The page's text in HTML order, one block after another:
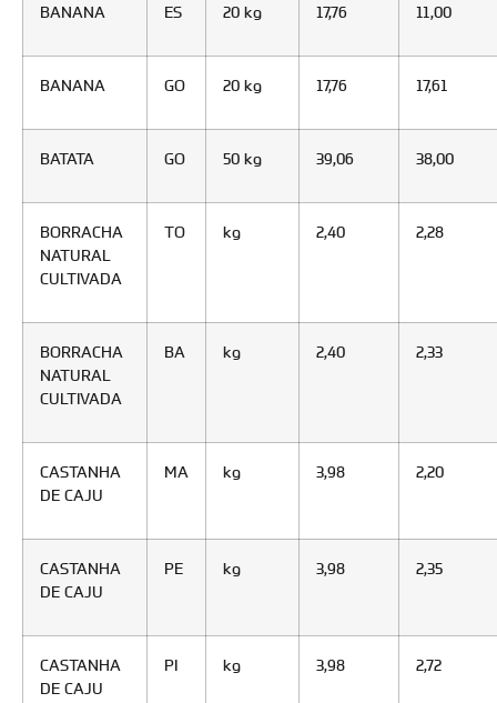
BANANA ES 20 kg 17,76 11,00
BANANA GO 20 kg 17,76 17,61
BATATA GO 50 kg 39,06 38,00
BORRACHA
NATURAL
CULTIVADA
TO kg 2,40 2,28
BORRACHA
NATURAL
CULTIVADA
BA kg 2,40 2,33
CASTANHA
DE CAJU
MA kg 3,98 2,20
CASTANHA
DE CAJU
PE kg 3,98 2,35
CASTANHA
DE CAJU
PI kg 3,98 2,72